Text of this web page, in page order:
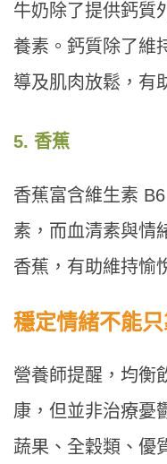
牛奶除了提供鈣質
養素。鈣質除了維
導及肌肉放鬆，有
5. 香蕉
香蕉富含維生素
素，而血清素與情
香蕉，有助維持愉
穩定情緒不能
營養師提醒，均衡
康，但並非治療憂
蔬果、全穀類、優